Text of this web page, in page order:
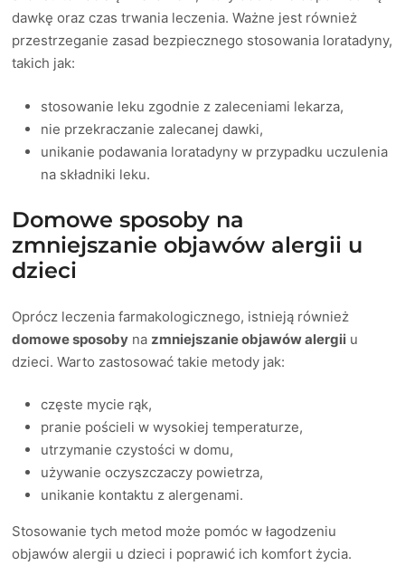
dawkę oraz czas trwania leczenia. Ważne jest również
przestrzeganie zasad bezpiecznego stosowania loratadyny,
takich jak:
stosowanie leku zgodnie z zaleceniami lekarza,
nie przekraczanie zalecanej dawki,
unikanie podawania loratadyny w przypadku uczulenia
na składniki leku.
Domowe sposoby na
zmniejszanie objawów alergii u
dzieci
Oprócz leczenia farmakologicznego, istnieją również
domowe sposoby nazmniejszanie objawów alergii u
dzieci. Warto zastosować takie metody jak:
częste mycie rąk,
pranie pościeli w wysokiej temperaturze,
utrzymanie czystości w domu,
używanie oczyszczaczy powietrza,
unikanie kontaktu z alergenami.
Stosowanie tych metod może pomóc w łagodzeniu
objawów alergii u dzieci i poprawić ich komfort życia.